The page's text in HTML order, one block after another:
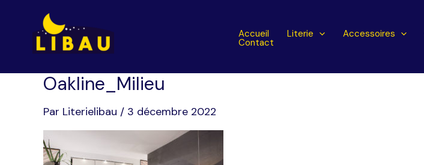
contenu
Accueil Literie Accessoires
Contact
Oakline_Milieu
Par Literielibau / 3 décembre 2022